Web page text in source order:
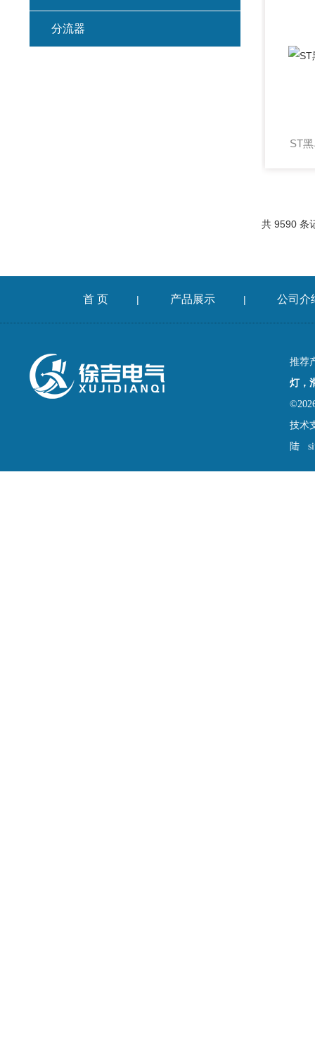
ST
共 9590 条
分流器
首 页 | 产品展示 | 公司介
推荐
灯，
技术
陆